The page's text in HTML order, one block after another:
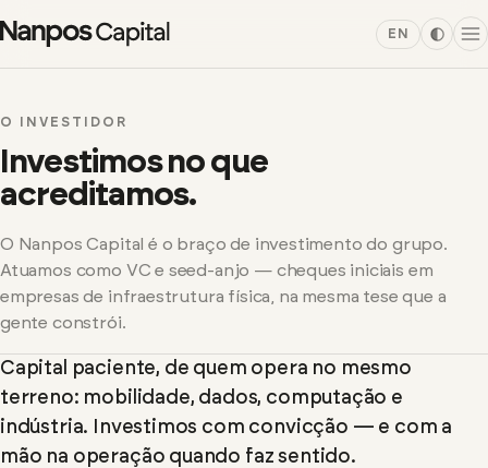
EN
O INVESTIDOR
Investimos no que
acreditamos.
O Nanpos Capital é o braço de investimento do grupo.
Atuamos como VC e seed-anjo — cheques iniciais em
empresas de infraestrutura física, na mesma tese que a
gente constrói.
Capital paciente, de quem opera no mesmo
terreno: mobilidade, dados, computação e
indústria. Investimos com convicção — e com a
mão na operação quando faz sentido.